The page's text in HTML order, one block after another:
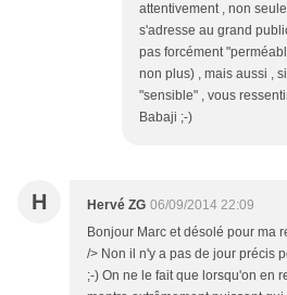
attentivement , non
s'adresse au grand
pas forcément
non plus) , mais aussi ,
"sensible" , vous
Babaji ;-)
H Hervé ZG 06/09/2014 22:09
Bonjour Marc et désolé pour ma
/> Non il n'y a pas de jour précis
;-) On ne le fait que lorsqu'on en